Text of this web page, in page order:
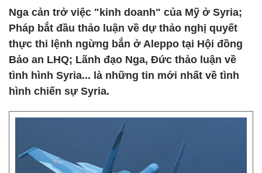
Nga cản trở việc "kinh doanh" của Mỹ ở Syria;
Pháp bắt đầu thảo luận về dự thảo nghị quyết
thực thi lệnh ngừng bắn ở Aleppo tại Hội đồng
Bảo an LHQ; Lãnh đạo Nga, Đức thảo luận về
tình hình Syria... là những tin mới nhất về tình
hình chiến sự Syria.